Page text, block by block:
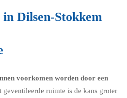
Dilsen-Stokkem
voorkomen worden door een
geventileerde ruimte is de kans groter